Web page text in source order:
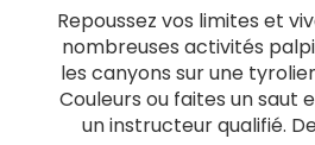
Repoussez vos limites et
nombreuses activités
les canyons sur une
Couleurs ou faites un saut
un instructeur qualifié.